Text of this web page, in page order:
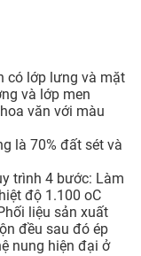
có lớp lưng và mặt
và lớp men
văn với màu
là 70% đất sét và
trình 4 bước: Làm
độ 1.100 oC
liệu sản xuất
đều sau đó ép
nung hiện đại ở